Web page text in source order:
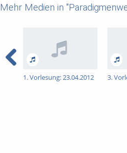
Mehr Medien in
1. Vorlesung: 23.04.2012 3.